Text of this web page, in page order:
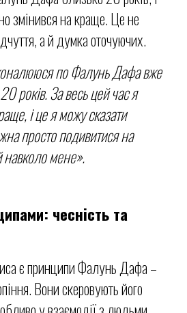
змінився на краще. Це не
а й думка оточуючих.
по Фалунь Дафа вже
років. За весь цей час я
і це я можу сказати
просто подивитися на
навколо мене».
чесність та
є принципи Фалунь Дафа –
Вони скеровують його